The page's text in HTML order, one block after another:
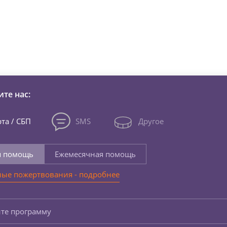
нас:
/ СБП SMS Другое
помощь
Ежемесячная помощь
пожертвования - подробнее
программу